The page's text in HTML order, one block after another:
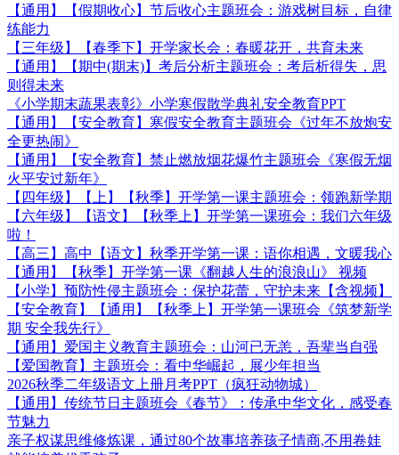
【通用】【假期收心】节后收心主题班会：游戏树目标，自律
练能力
【三年级】【春季下】开学家长会：春暖花开，共育未来
【通用】【期中(期末)】考后分析主题班会：考后析得失，思
则得未来
《小学期末蔬果表彰》小学寒假散学典礼安全教育PPT
【通用】【安全教育】寒假安全教育主题班会《过年不放炮安
全更热闹》
【通用】【安全教育】禁止燃放烟花爆竹主题班会《寒假无烟
火平安过新年》
【四年级】【上】【秋季】开学第一课主题班会：领跑新学期
【六年级】【语文】【秋季上】开学第一课班会：我们六年级
啦！
【高三】高中【语文】秋季开学第一课：语你相遇，文暖我心
【通用】【秋季】开学第一课《翻越人生的浪浪山》 视频
【小学】预防性侵主题班会：保护花蕾，守护未来【含视频】
【安全教育】【通用】【秋季上】开学第一课班会《筑梦新学
期 安全我先行》
【通用】爱国主义教育主题班会：山河已无恙，吾辈当自强
【爱国教育】主题班会：看中华崛起，展少年担当
2026秋季二年级语文上册月考PPT（疯狂动物城）
【通用】传统节日主题班会《春节》：传承中华文化，感受春
节魅力
亲子权谋思维修炼课，通过80个故事培养孩子情商,不用卷娃